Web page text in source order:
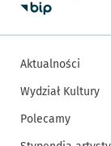
Aktualności
Wydział Kultury
Polecamy